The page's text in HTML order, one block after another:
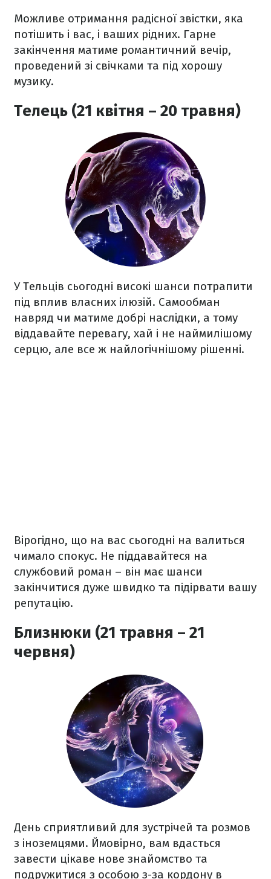
Можливе отримання радісної звістки, яка
потішить і вас, і ваших рідних. Гарне
закінчення матиме романтичний вечір,
проведений зі свічками та під хорошу
музику.
Телець (21 квітня – 20 травня)
У Тельців сьогодні високі шанси потрапити
під вплив власних ілюзій. Самообман
навряд чи матиме добрі наслідки, а тому
віддавайте перевагу, хай і не наймилішому
серцю, але все ж найлогічнішому рішенні.
Вірогідно, що на вас сьогодні на валиться
чимало спокус. Не піддавайтеся на
службовий роман – він має шанси
закінчитися дуже швидко та підірвати вашу
репутацію.
Близнюки (21 травня – 21
червня)
День сприятливий для зустрічей та розмов
з іноземцями. Ймовірно, вам вдасться
завести цікаве нове знайомство та
подружитися з особою з-за кордону в